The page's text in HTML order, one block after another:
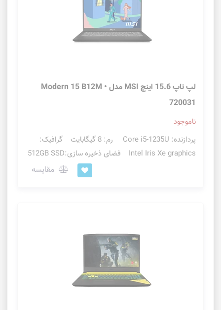
لپ تاپ 15.6 اینچ MSI مدل Modern 15 B12M •
720031
ناموجود
پردازنده: Core i5-1235U رم: 8 گیگابایت گرافیک:
Intel Iris Xe graphics فضای ذخیره سازی:512GB SSD
مقایسه